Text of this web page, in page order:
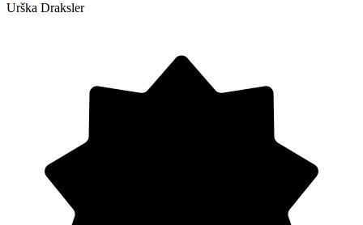
Urška Draksler